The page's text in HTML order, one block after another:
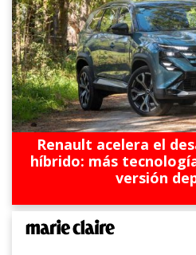
Renault acelera el
híbrido: más
versión